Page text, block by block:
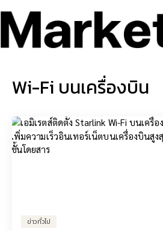
Wi-Fi บนเครื่องบิน
ข่าวทั่วไป